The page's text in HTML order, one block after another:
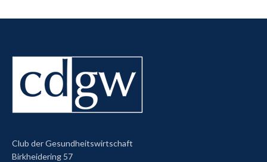
Club der Gesundheitswirtschaft
Birkheidering 57